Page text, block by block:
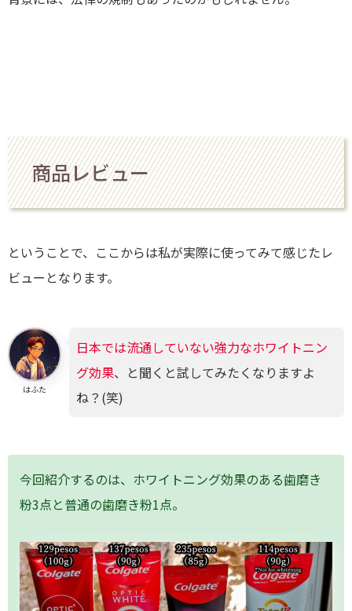
商品レビュー
ということで、ここからは私が実際に使ってみて感じたレ
ビューとなります。
はふた
日本では流通していない強力なホワイトニン
グ効果、と聞くと試してみたくなりますよ
ね？(笑)
今回紹介するのは、ホワイトニング効果のある歯磨き
粉3点と普通の歯磨き粉1点。